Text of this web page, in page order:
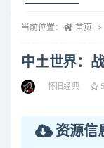
当前位置： 首页
中土世界：
怀旧经典 5
资源信